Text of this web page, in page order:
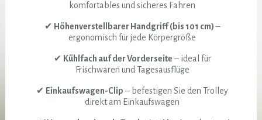
komfortables und sicheres Fahren
✔ Höhenverstellbarer Handgriff (bis 101 cm)–
ergonomisch für jede Körpergröße
✔ Kühlfach auf der Vorderseite– ideal für
Frischwaren und Tagesausflüge
✔ Einkaufswagen-Clip– befestigen Sie den Trolley
direkt am Einkaufswagen